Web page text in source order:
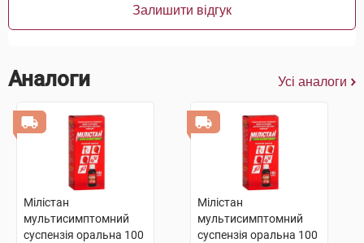
Залишити відгук
Аналоги Усі аналоги
Мілістан
мультисимптомний
суспензія оральна 100
Мілістан
мультисимптомний
суспензія оральна 100